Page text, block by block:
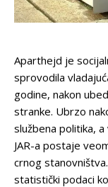
Aparthejd je
sprovodila
godine, nakon
stranke. Ubrzo
službena politika,
JAR-a postaje
crnog
statistički podaci